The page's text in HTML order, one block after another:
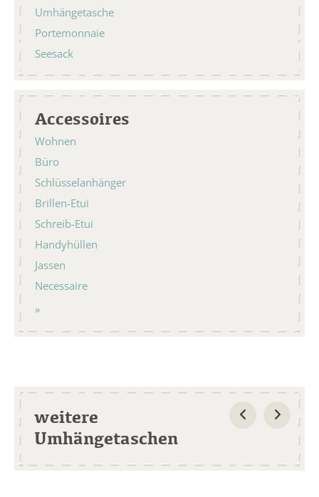
Umhängetasche
Portemonnaie
Seesack
Accessoires
Wohnen
Büro
Schlüsselanhänger
Brillen-Etui
Schreib-Etui
Handyhüllen
Jassen
Necessaire
weitere
Umhängetaschen